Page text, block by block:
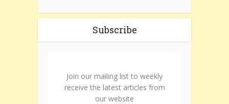
Subscribe
Join our mailing list to weekly
receive the latest articles from
our website